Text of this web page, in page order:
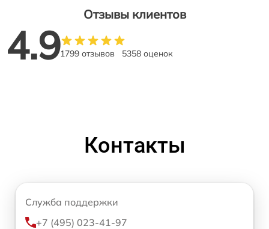
Отзывы клиентов
4.91799 отзывов 5358 оценок
Контакты
Служба поддержки
+7 (495) 023-41-97